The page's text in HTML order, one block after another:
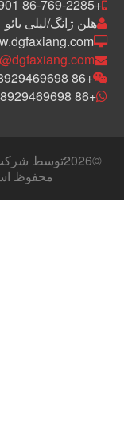
+86-769-2285 0579/13929240901
هلن ژانگ/لیلی یائو
+86 18929469698
+86 18929469698
©
2026توسط
محفوظ